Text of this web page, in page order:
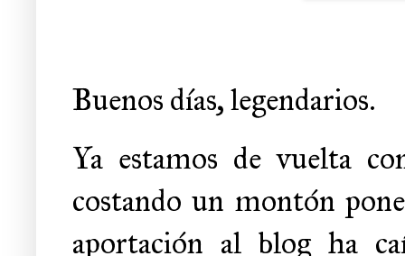
Buenos días, legendarios.
Ya estamos de vuelta
costando un montón
aportación al blog ha